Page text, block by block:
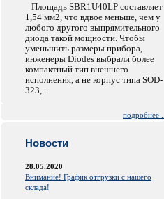
Площадь SBR1U40LP составляет
1,54 мм2, что вдвое меньше, чем у
любого другого выпрямительного
диода такой мощности. Чтобы
уменьшить размеры прибора,
инженеры Diodes выбрали более
компактный тип внешнего
исполнения, а не корпус типа SOD-
323,...
подробнее ...
Новости
28.05.2020
Внимание! График отгрузки с нашего
склада!